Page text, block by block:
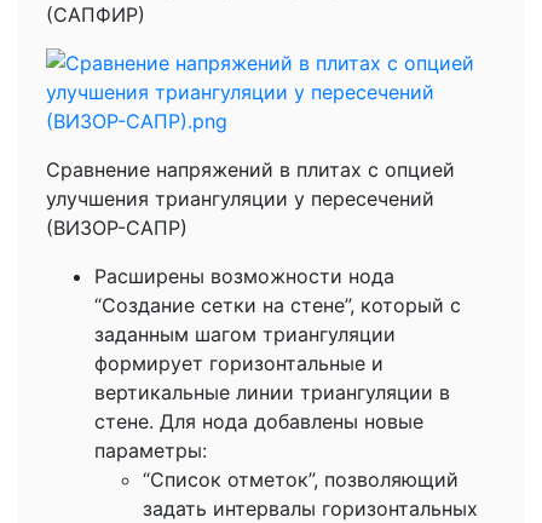
(САПФИР)
Сравнение напряжений в плитах с опцией
улучшения триангуляции у пересечений
(ВИЗОР-САПР)
Расширены возможности нода
“Создание сетки на стене”, который с
заданным шагом триангуляции
формирует горизонтальные и
вертикальные линии триангуляции в
стене. Для нода добавлены новые
параметры:
“Список отметок”, позволяющий
задать интервалы горизонтальных